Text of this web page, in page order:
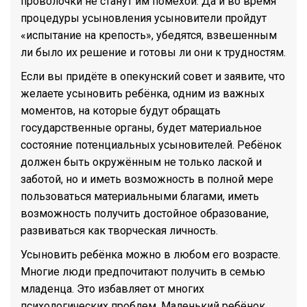
процедуры усыновления усыновители пройдут
«испытание на крепость», убедятся, взвешенным
ли было их решение и готовы ли они к трудностям.
Если вы придёте в опекунский совет и заявите, что
желаете усыновить ребёнка, одним из важных
моментов, на которые будут обращать
государственные органы, будет материальное
состояние потенциальных усыновителей. Ребёнок
должен быть окружённым не только лаской и
заботой, но и иметь возможность в полной мере
пользоваться материальными благами, иметь
возможность получить достойное образование,
развиваться как творческая личность.
Усыновить ребёнка можно в любом его возрасте.
Многие люди предпочитают получить в семью
младенца. Это избавляет от многих